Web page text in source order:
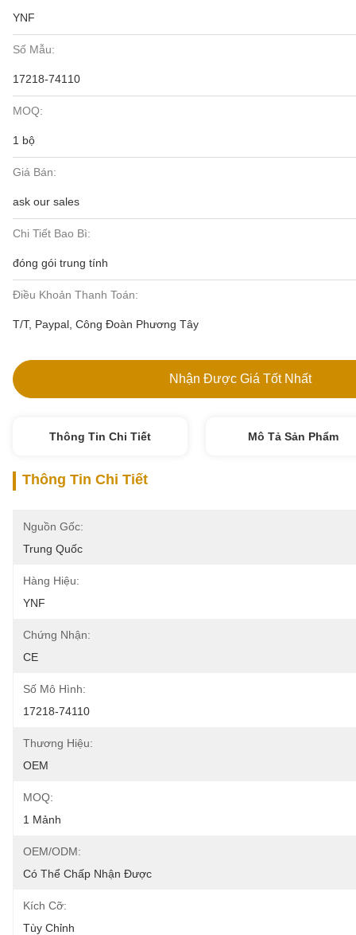
YNF
Số Mẫu:
17218-74110
MOQ:
1 bộ
Giá Bán:
ask our sales
Chi Tiết Bao Bì:
đóng gói trung tính
Điều Khoản Thanh Toán:
T/T, Paypal, Công Đoàn Phương Tây
Nhận Được Giá Tốt Nhất
Thông Tin Chi Tiết Mô Tả Sản Phẩm
Thông Tin Chi Tiết
Nguồn Gốc:
Trung Quốc
Hàng Hiệu:
YNF
Chứng Nhận:
CE
Số Mô Hình:
17218-74110
Thương Hiệu:
OEM
MOQ:
1 Mảnh
OEM/ODM:
Có Thể Chấp Nhận Được
Kích Cỡ:
Tùy Chỉnh